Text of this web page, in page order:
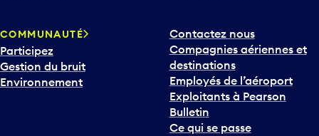
COMMUNAUTÉ
Participez
Gestion du bruit
Environnement
Contactez nous
Compagnies aériennes et
destinations
Employés de l’aéroport
Exploitants à Pearson
Bulletin
Ce qui se passe